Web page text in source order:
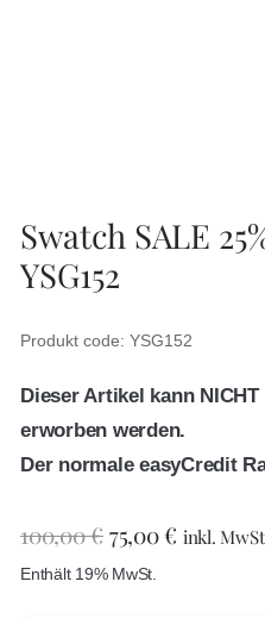
Swatch SALE
YSG152
Produkt code: YSG152
Dieser Artikel kann
erworben werden.
Der normale easyCredit
100,00€75,00€ inkl.
Enthält 19% MwSt.